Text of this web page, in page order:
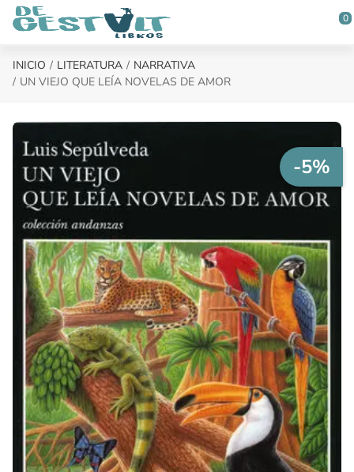
Saltar al contenido principal
0
INICIO LITERATURA
NARRATIVA
UN VIEJO QUE LEÍA NOVELAS DE AMOR
-5%